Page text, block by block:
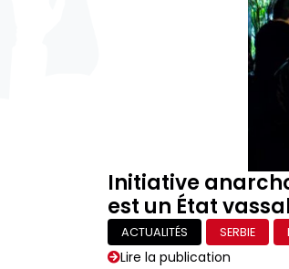
Initiative
est un État
ACTUALITÉS SERBIE
Lire la publication